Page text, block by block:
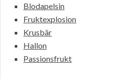
Blodapelsin
Fruktexplosion
Krusbär
Hallon
Passionsfrukt